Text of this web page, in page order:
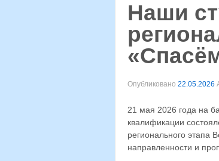
Наши
Опубликовано 22.05.2026
21 мая 2026 года на
квалификации
регионального этапа
направленности и